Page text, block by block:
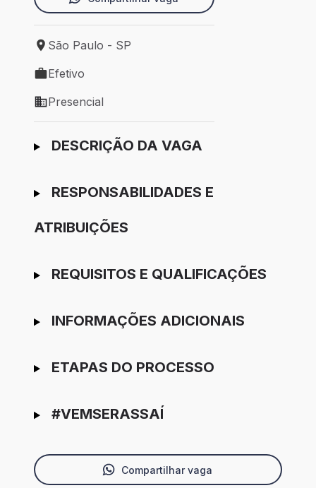
Local de trabalho: São Paulo - SP
São Paulo - SP
Tipo de vaga: Efetivo
Efetivo
Modelo de trabalho: Presencial
Presencial
Ir para candidatura
DESCRIÇÃO DA VAGA
RESPONSABILIDADES E
ATRIBUIÇÕES
REQUISITOS E QUALIFICAÇÕES
INFORMAÇÕES ADICIONAIS
ETAPAS DO PROCESSO
#VEMSERASSAÍ
Compartilhar vaga